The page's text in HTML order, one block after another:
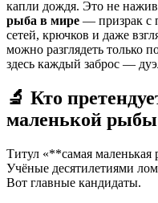
капли дождя. Это не
рыба в мире — призрак с
сетей, крючков и даже
можно разглядеть только
здесь каждый заброс —
🔬 Кто
маленькой
Титул «**самая
Учёные десятилетиями
Вот главные кандидаты.